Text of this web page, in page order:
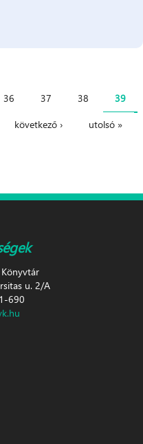
36 37 38
39
következő › utolsó »
u. 2/A
690